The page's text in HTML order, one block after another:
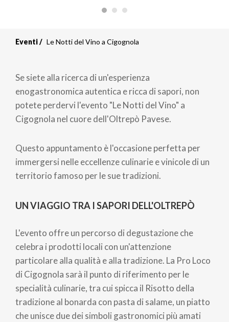
Eventi Le Notti del Vino a Cigognola
Se siete alla ricerca di un'esperienza
enogastronomica autentica e ricca di sapori, non
potete perdervi l'evento "Le Notti del Vino" a
Cigognola nel cuore dell'Oltrepò Pavese.
Questo appuntamento è l'occasione perfetta per
immergersi nelle eccellenze culinarie e vinicole di un
territorio famoso per le sue tradizioni.
UN VIAGGIO TRA I SAPORI DELL'OLTREPÒ
L'evento offre un percorso di degustazione che
celebra i prodotti locali con un'attenzione
particolare alla qualità e alla tradizione. La Pro Loco
di Cigognola sarà il punto di riferimento per le
specialità culinarie, tra cui spicca il Risotto della
tradizione al bonarda con pasta di salame, un piatto
che unisce due dei simboli gastronomici più amati